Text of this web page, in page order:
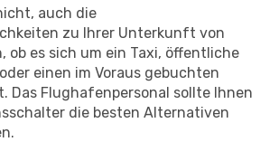
auch die
zu Ihrer Unterkunft von
ob es sich um ein Taxi, öffentliche
einen im Voraus gebuchten
Das Flughafenpersonal sollte Ihnen
die besten Alternativen